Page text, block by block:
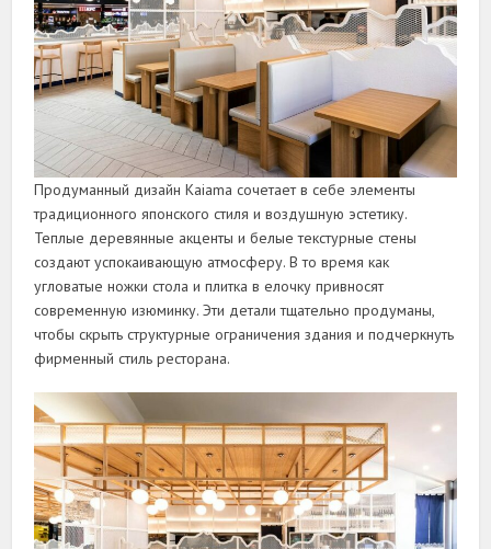
Продуманный дизайн Kaiama сочетает в себе элементы
традиционного японского стиля и воздушную эстетику.
Теплые деревянные акценты и белые текстурные стены
создают успокаивающую атмосферу. В то время как
угловатые ножки стола и плитка в елочку привносят
современную изюминку. Эти детали тщательно продуманы,
чтобы скрыть структурные ограничения здания и подчеркнуть
фирменный стиль ресторана.